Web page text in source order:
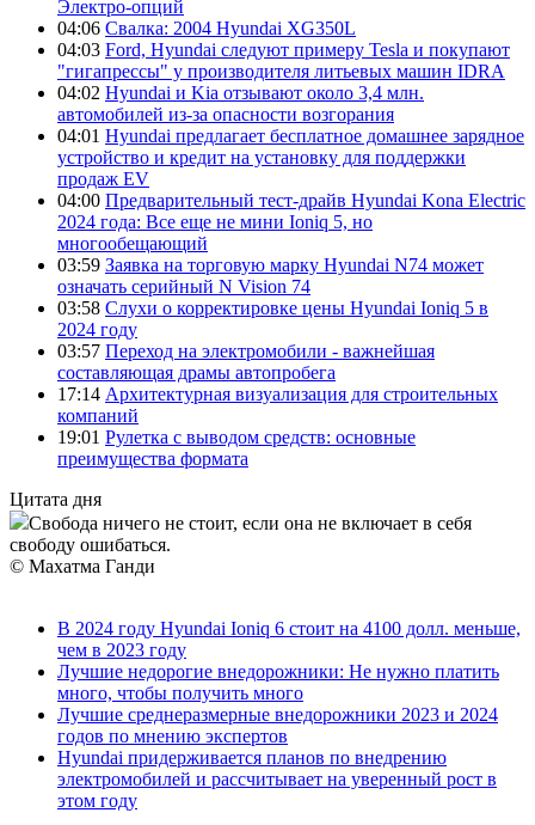
Электро-опций
04:06 Свалка: 2004 Hyundai XG350L
04:03 Ford, Hyundai следуют примеру Tesla и покупают
"гигапрессы" у производителя литьевых машин IDRA
04:02 Hyundai и Kia отзывают около 3,4 млн.
автомобилей из-за опасности возгорания
04:01 Hyundai предлагает бесплатное домашнее зарядное
устройство и кредит на установку для поддержки
продаж EV
04:00 Предварительный тест-драйв Hyundai Kona Electric
2024 года: Все еще не мини Ioniq 5, но
многообещающий
03:59 Заявка на торговую марку Hyundai N74 может
означать серийный N Vision 74
03:58 Слухи о корректировке цены Hyundai Ioniq 5 в
2024 году
03:57 Переход на электромобили - важнейшая
составляющая драмы автопробега
17:14 Архитектурная визуализация для строительных
компаний
19:01 Рулетка с выводом средств: основные
преимущества формата
Цитата дня
Свобода ничего не стоит, если она не включает в себя
свободу ошибаться.
© Махатма Ганди
В 2024 году Hyundai Ioniq 6 стоит на 4100 долл. меньше,
чем в 2023 году
Лучшие недорогие внедорожники: Не нужно платить
много, чтобы получить много
Лучшие среднеразмерные внедорожники 2023 и 2024
годов по мнению экспертов
Hyundai придерживается планов по внедрению
электромобилей и рассчитывает на уверенный рост в
этом году